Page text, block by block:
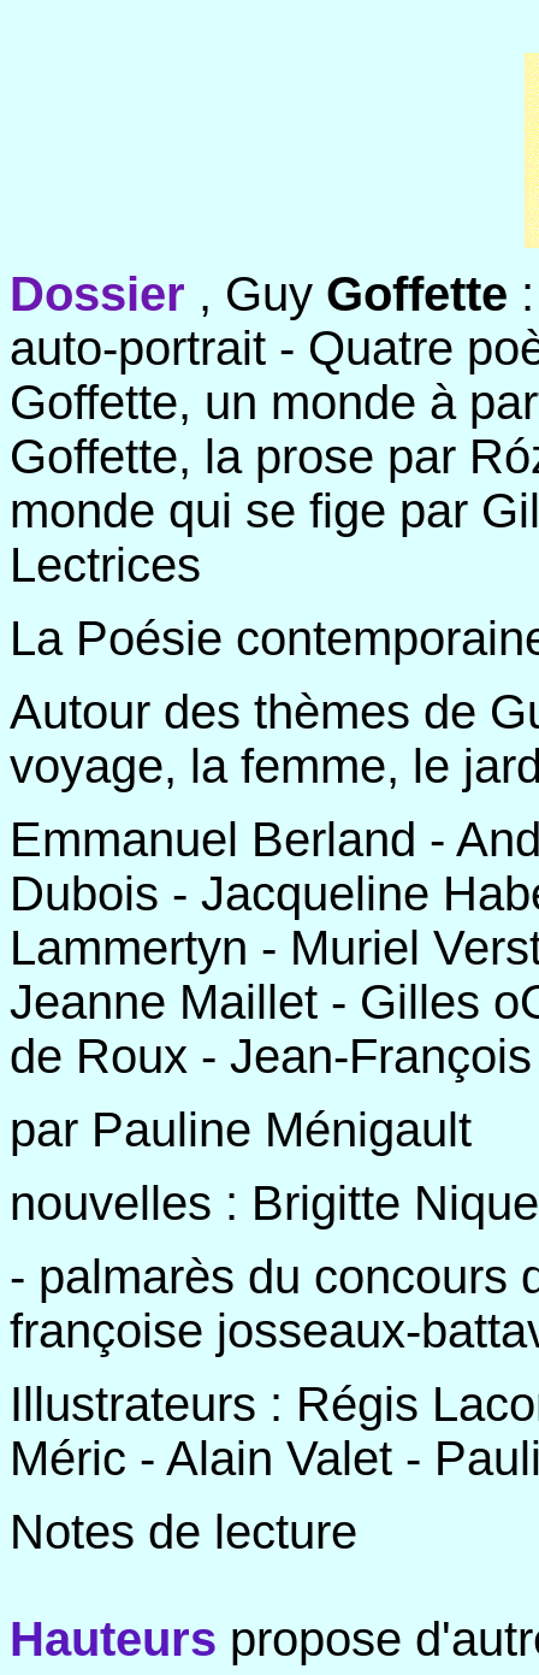
Dossier , Guy Goffette
auto-portrait - Quatre
Goffette, un monde à
Goffette, la prose par
monde qui se fige par
Lectrices
La Poésie
Autour des thèmes de
voyage, la femme, le
Emmanuel Berland -
Dubois - Jacqueline
Lammertyn - Muriel
Jeanne Maillet - Gilles
de Roux - Jean-
par Pauline Ménigault
nouvelles : Brigitte
- palmarès du concours
françoise josseaux-
Illustrateurs : Régis
Méric - Alain Valet -
Notes de lecture
Hauteurs propose